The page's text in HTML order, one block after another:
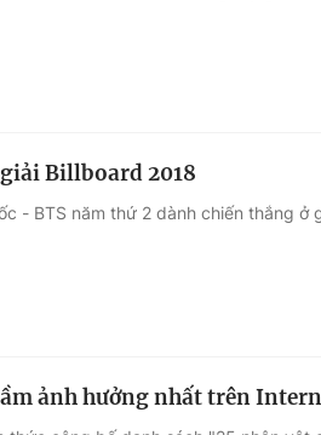
Billboard 2018
- BTS năm thứ 2 dành chiến thắng ở
ảnh hưởng nhất trên